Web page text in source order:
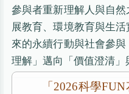
參與者重新理解人與自
展教育、環境教育與生
來的永續行動與社會參
理解」邁向「價值澄清」
「2026科學